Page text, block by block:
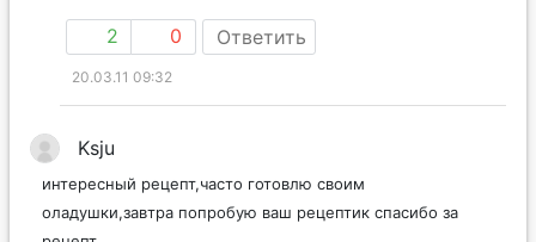
2 0 Ответить
20.03.11 09:32
Ksju
интересный рецепт,часто готовлю своим
оладушки,завтра попробую ваш рецептик спасибо за